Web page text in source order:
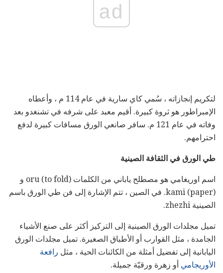
ad
لتكريم إنجازاته ، سُمي كاي سارية في عام 114 م ، وأعطاه
الإمبراطور هو ثروة كبيرة. أقيم معبد على شرفه في تشنغدو بعد
وفاته في عام 121 م. سافر صانعي الورق مسافات كبيرة لدفع
احترامهم.
طي الورق في الثقافة الصينية
اسم اوريغامي هو مصطلح ياباني من الكلمات oru (to fold) و
kami (paper). في الصين ، تتم الإشارة إلى فن طي الورق باسم
الصينية zhezhi.
تميل مجلدات الورق الصينية إلى التركيز أكثر على صنع الأشياء
الجامدة ، مثل القوارب أو الأطباق الصغيرة. تميل مجلدات الورق
اليابانية إلى تفضيل أمثلة من الكائنات الحية ، مثل رافعة
الأوريجامي أو زهرة ورقيّة جميلة.